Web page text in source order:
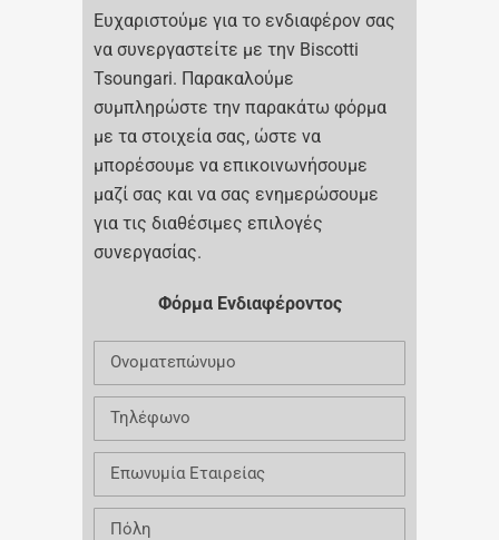
Ευχαριστούμε για το ενδιαφέρον σας
να συνεργαστείτε με την Biscotti
Tsoungari. Παρακαλούμε
συμπληρώστε την παρακάτω φόρμα
με τα στοιχεία σας, ώστε να
μπορέσουμε να επικοινωνήσουμε
μαζί σας και να σας ενημερώσουμε
για τις διαθέσιμες επιλογές
συνεργασίας.
Φόρμα Ενδιαφέροντος